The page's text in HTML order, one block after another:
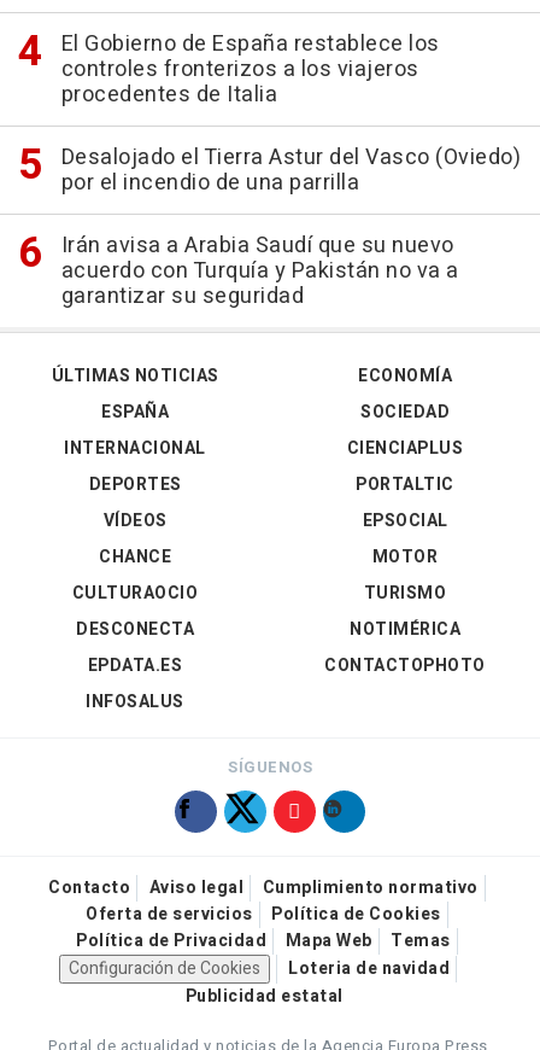
El Gobierno de España restablece los
controles fronterizos a los viajeros
procedentes de Italia
Desalojado el Tierra Astur del Vasco (Oviedo)
por el incendio de una parrilla
Irán avisa a Arabia Saudí que su nuevo
acuerdo con Turquía y Pakistán no va a
garantizar su seguridad
ÚLTIMAS NOTICIAS
ESPAÑA
INTERNACIONAL
DEPORTES
VÍDEOS
ECONOMÍA
SOCIEDAD
CIENCIAPLUS
PORTALTIC
EPSOCIAL
CHANCE
CULTURAOCIO
DESCONECTA
EPDATA.ES
INFOSALUS
MOTOR
TURISMO
NOTIMÉRICA
CONTACTOPHOTO
SÍGUENOS
Contacto Aviso legal
Cumplimiento normativo
Oferta de servicios
Política de Cookies
Política de Privacidad
Mapa Web
Temas
Configuración de Cookies
Loteria de navidad
Publicidad estatal